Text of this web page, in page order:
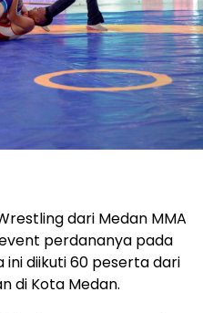
dari Medan MMA
perdananya pada
ini diikuti 60 peserta dari
di Kota Medan.